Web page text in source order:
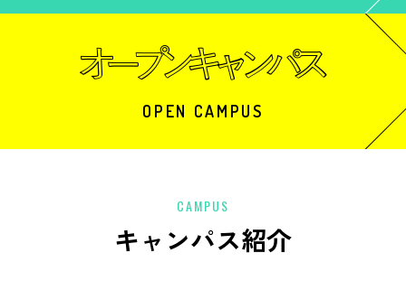
OPEN CAMPUS
CAMPUS
キャンパス紹介